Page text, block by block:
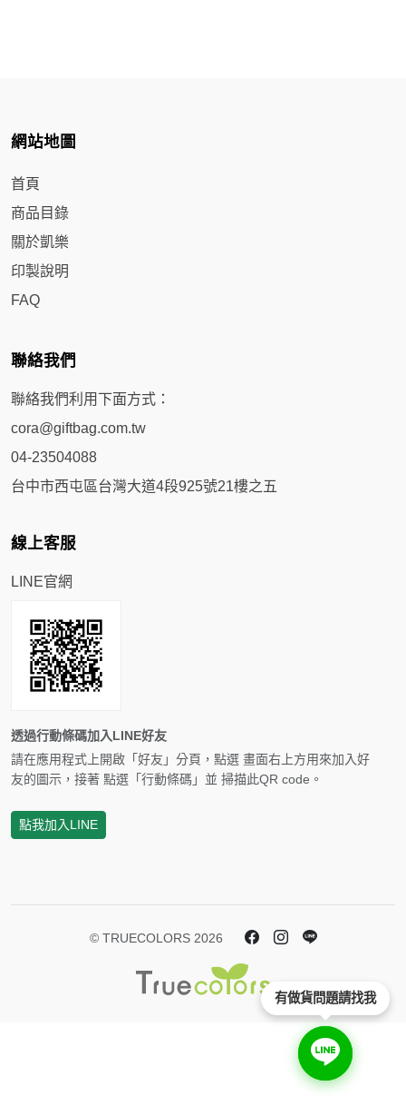
網站地圖
首頁
商品目錄
關於凱樂
印製說明
FAQ
聯絡我們
聯絡我們利用下面方式：
cora@giftbag.com.tw
04-23504088
台中市西屯區台灣大道4段925號21樓之五
線上客服
LINE官網
透過行動條碼加入LINE好友
請在應用程式上開啟「好友」分頁，點選 畫面右上方用來加入好
友的圖示，接著 點選「行動條碼」並 掃描此QR code。
點我加入LINE
© TRUECOLORS 2026
有做貨問題請找我